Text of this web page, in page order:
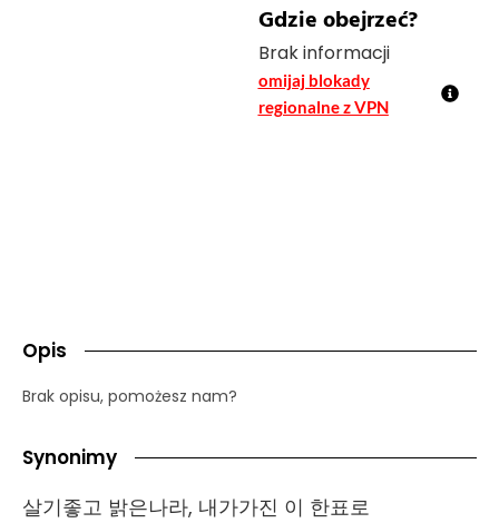
Gdzie obejrzeć?
Brak informacji
omijaj blokady
regionalne z VPN
Opis
Brak opisu, pomożesz nam?
Synonimy
살기좋고 밝은나라, 내가가진 이 한표로